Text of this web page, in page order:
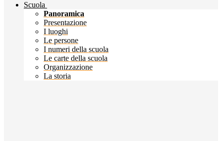
Scuola
Panoramica
Presentazione
I luoghi
Le persone
I numeri della scuola
Le carte della scuola
Organizzazione
La storia